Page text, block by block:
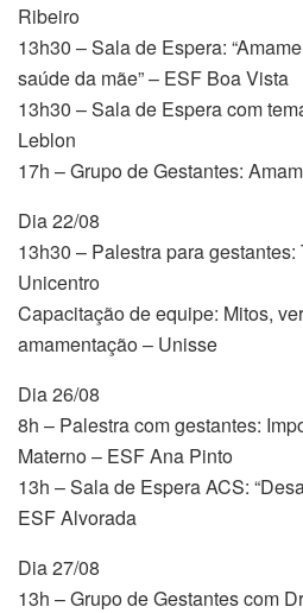
Ribeiro
13h30 – Sala de Espera:
saúde da mãe” – ESF Boa Vista
13h30 – Sala de Espera com
Leblon
17h – Grupo de Gestantes:
Dia 22/08
13h30 – Palestra para
Unicentro
Capacitação de equipe: Mitos,
amamentação – Unisse
Dia 26/08
8h – Palestra com gestantes:
Materno – ESF Ana Pinto
13h – Sala de Espera ACS:
ESF Alvorada
Dia 27/08
13h – Grupo de Gestantes com